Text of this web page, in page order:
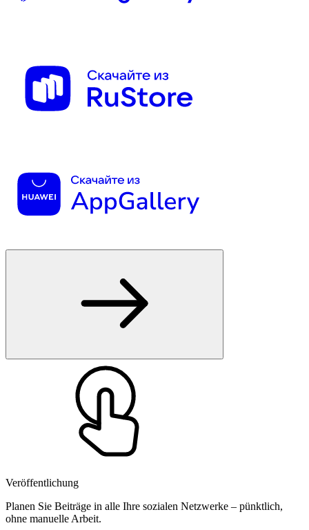
Veröffentlichung
Planen Sie Beiträge in alle Ihre sozialen Netzwerke – pünktlich,
ohne manuelle Arbeit.